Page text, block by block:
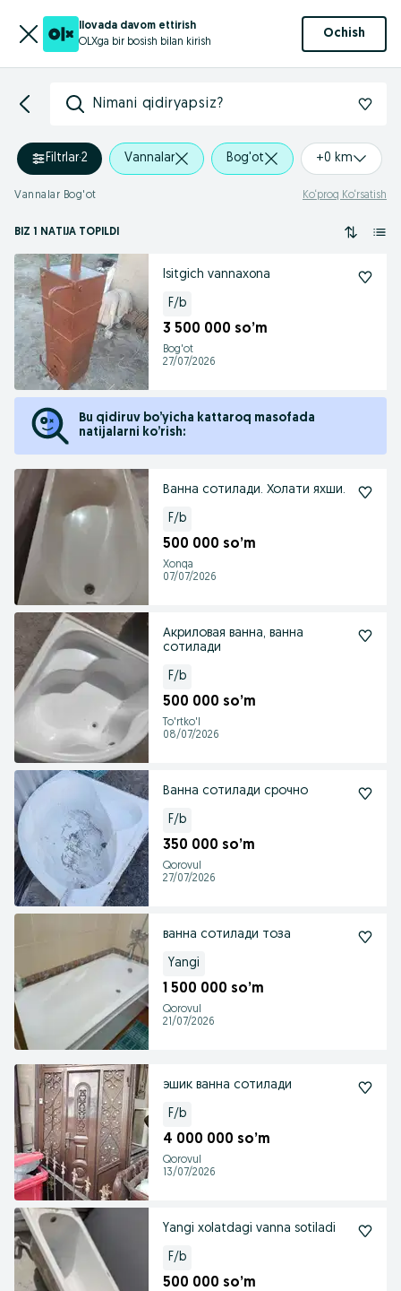
Ilovada davom ettirish
OLXga bir bosish bilan kirish
Ochish
Nimani qidiryapsiz?
Filtrlar·2 Vannalar Bog'ot +0 km
Vannalar Bog'ot Ko‘proq Ko‘rsatish
BIZ 1 NATIJA TOPILDI
Isitgich vannaxona
F/b
3 500 000 so’m
Bog'ot
27/07/2026
Bu qidiruv bo’yicha kattaroq masofada
natijalarni ko’rish:
Ванна сотилади. Холати яхши.
F/b
500 000 so’m
Xonqa
07/07/2026
Акриловая ванна, ванна
сотилади
F/b
500 000 so’m
To'rtko'l
08/07/2026
Ванна сотилади срочно
F/b
350 000 so’m
Qorovul
27/07/2026
ванна сотилади тоза
Yangi
1 500 000 so’m
Qorovul
21/07/2026
эшик ванна сотилади
F/b
4 000 000 so’m
Qorovul
13/07/2026
Yangi xolatdagi vanna sotiladi
F/b
500 000 so’m